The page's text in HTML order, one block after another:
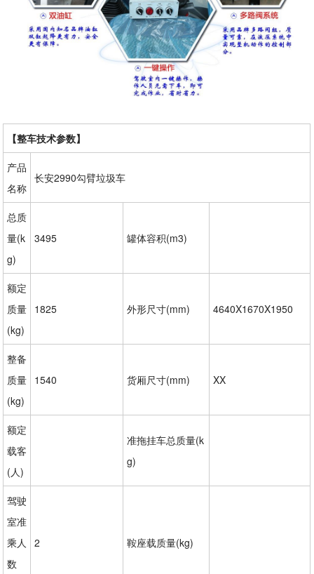
【整车技术参数】
产品
名称
长安2990勾臂垃圾车
总质
量(k
g)
3495 罐体容积(m3)
额定
质量
(kg)
1825 外形尺寸(mm) 4640X1670X1950
整备
质量
(kg)
1540 货厢尺寸(mm) XX
额定
载客
(人)
准拖挂车总质量(k
g)
驾驶
室准
乘人
数
2 鞍座载质量(kg)